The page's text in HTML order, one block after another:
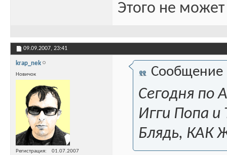
Этого не
09.09.2007, 23:41
krap_nek
Новичок
Регистрация
01.07.2007
Сообщение
Сегодня по
Игги Попа и
Блядь, КАК